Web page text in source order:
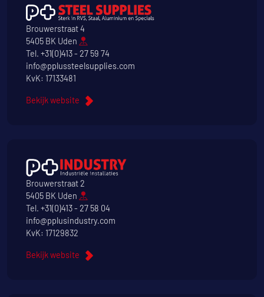
Brouwerstraat 4
5405 BK Uden
Tel. +31(0)413 - 27 59 74
info@pplussteelsupplies.com
KvK: 17133481
Bekijk website
Brouwerstraat 2
5405 BK Uden
Tel. +31(0)413 - 27 58 04
info@pplusindustry.com
KvK: 17129832
Bekijk website